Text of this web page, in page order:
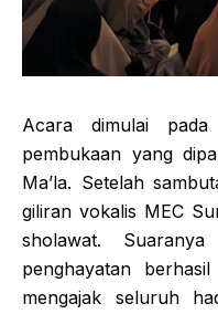
Acara dimulai
pembukaan yang
Ma’la. Setelah
giliran vokalis MEC
sholawat.
penghayatan
mengajak seluruh